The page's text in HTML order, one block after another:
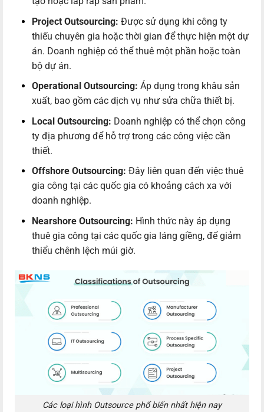
Project Outsourcing: Được sử dụng khi công ty
thiếu chuyên gia hoặc thời gian để thực hiện một dự
án. Doanh nghiệp có thể thuê một phần hoặc toàn
bộ dự án.
Operational Outsourcing: Áp dụng trong khâu sản
xuất, bao gồm các dịch vụ như sửa chữa thiết bị.
Local Outsourcing: Doanh nghiệp có thể chọn công
ty địa phương để hỗ trợ trong các công việc cần
thiết.
Offshore Outsourcing: Đây liên quan đến việc thuê
gia công tại các quốc gia có khoảng cách xa với
doanh nghiệp.
Nearshore Outsourcing: Hình thức này áp dụng
thuê gia công tại các quốc gia láng giềng, để giảm
thiểu chênh lệch múi giờ.
Các loại hình Outsource phổ biến nhất hiện nay